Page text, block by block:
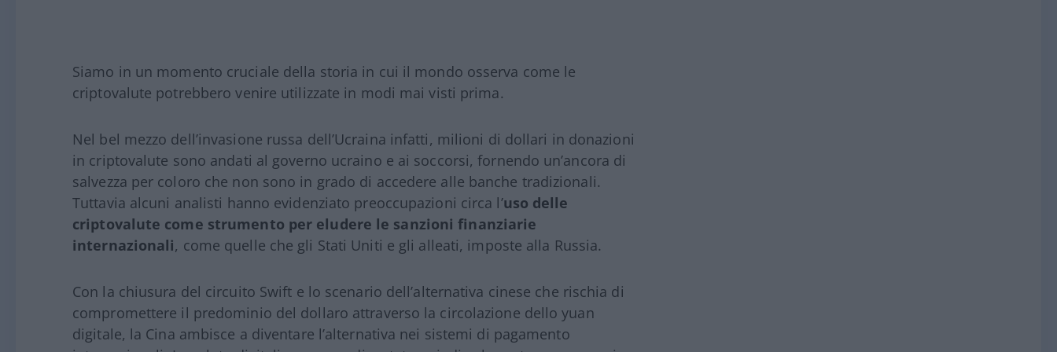
Siamo in un momento cruciale della storia in cui il mondo osserva come le
criptovalute potrebbero venire utilizzate in modi mai visti prima.
Nel bel mezzo dell’invasione russa dell’Ucraina infatti, milioni di dollari in donazioni
in criptovalute sono andati al governo ucraino e ai soccorsi, fornendo un’ancora di
salvezza per coloro che non sono in grado di accedere alle banche tradizionali.
Tuttavia alcuni analisti hanno evidenziato preoccupazioni circa l’uso delle
criptovalute come strumento per eludere le sanzioni finanziarie
internazionali, come quelle che gli Stati Uniti e gli alleati, imposte alla Russia.
Con la chiusura del circuito Swift e lo scenario dell’alternativa cinese che rischia di
compromettere il predominio del dollaro attraverso la circolazione dello yuan
digitale, la Cina ambisce a diventare l’alternativa nei sistemi di pagamento